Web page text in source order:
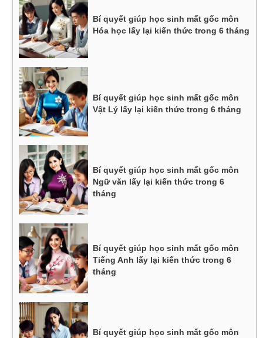
Bí quyết giúp học sinh mất gốc môn
Hóa học lấy lại kiến thức trong 6 tháng
Bí quyết giúp học sinh mất gốc môn
Vật Lý lấy lại kiến thức trong 6 tháng
Bí quyết giúp học sinh mất gốc môn
Ngữ văn lấy lại kiến thức trong 6
tháng
Bí quyết giúp học sinh mất gốc môn
Tiếng Anh lấy lại kiến thức trong 6
tháng
Bí quyết giúp học sinh mất gốc môn